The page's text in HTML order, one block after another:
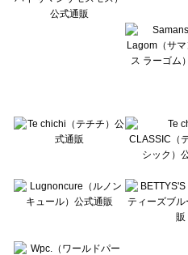
Wpc.（ワールドパーティー）のサンダル一覧